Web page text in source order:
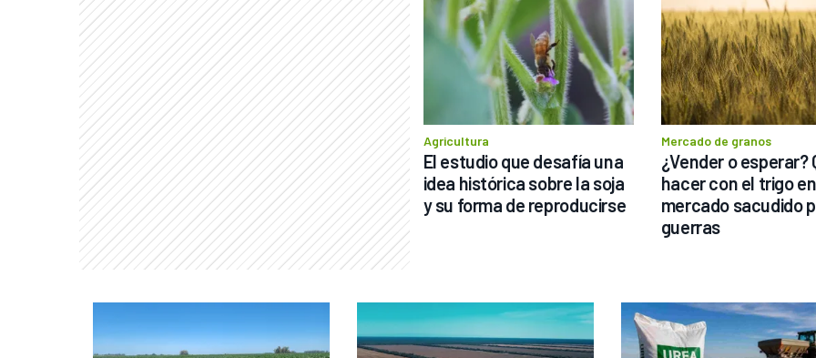
Agricultura
El estudio que desafía una
idea histórica sobre la soja
y su forma de reproducirse
Mercado de granos
¿Vender o esperar?
hacer con el trigo
mercado sacudido
guerras